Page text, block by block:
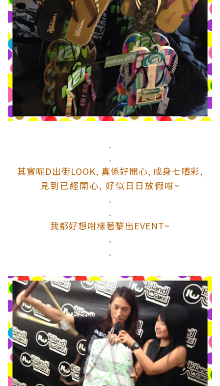
.
.
其實呢D出街LOOK, 真係好開心, 成身七哂彩,
見到已經開心, 好似日日放假咁~
.
.
我都好想咁樣著黎出EVENT~
.
.